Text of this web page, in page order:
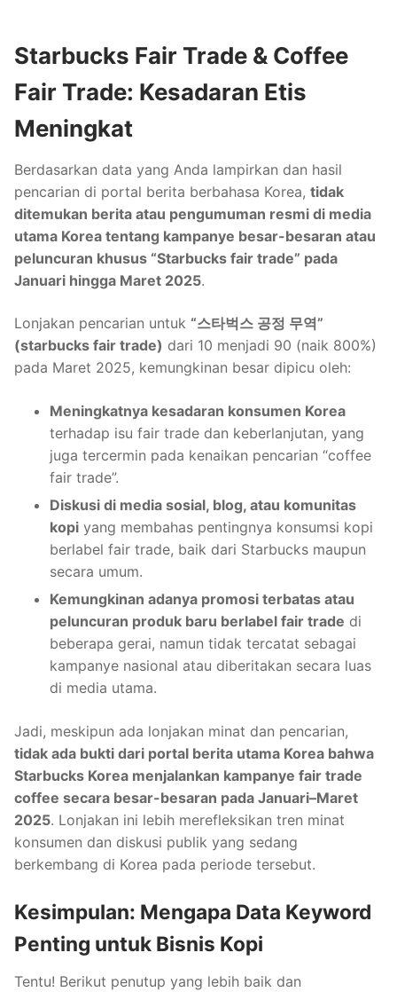
Starbucks Fair Trade & Coffee
Fair Trade: Kesadaran Etis
Meningkat
Berdasarkan data yang Anda lampirkan dan hasil
pencarian di portal berita berbahasa Korea, tidak
ditemukan berita atau pengumuman resmi di media
utama Korea tentang kampanye besar-besaran atau
peluncuran khusus “Starbucks fair trade” pada
Januari hingga Maret 2025.
Lonjakan pencarian untuk “스타벅스 공정 무역”
(starbucks fair trade) dari 10 menjadi 90 (naik 800%)
pada Maret 2025, kemungkinan besar dipicu oleh:
Meningkatnya kesadaran konsumen Korea
terhadap isu fair trade dan keberlanjutan, yang
juga tercermin pada kenaikan pencarian “coffee
fair trade”.
Diskusi di media sosial, blog, atau komunitas
kopi yang membahas pentingnya konsumsi kopi
berlabel fair trade, baik dari Starbucks maupun
secara umum.
Kemungkinan adanya promosi terbatas atau
peluncuran produk baru berlabel fair trade di
beberapa gerai, namun tidak tercatat sebagai
kampanye nasional atau diberitakan secara luas
di media utama.
Jadi, meskipun ada lonjakan minat dan pencarian,
tidak ada bukti dari portal berita utama Korea bahwa
Starbucks Korea menjalankan kampanye fair trade
coffee secara besar-besaran pada Januari–Maret
2025. Lonjakan ini lebih merefleksikan tren minat
konsumen dan diskusi publik yang sedang
berkembang di Korea pada periode tersebut.
Kesimpulan: Mengapa Data Keyword
Penting untuk Bisnis Kopi
Tentu! Berikut penutup yang lebih baik dan